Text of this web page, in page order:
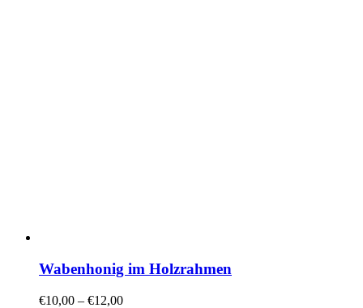
Wabenhonig im Holzrahmen
€10,00 – €12,00